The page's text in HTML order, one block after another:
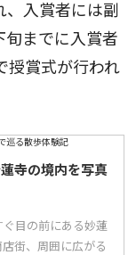
入賞者には副
旬までに入賞者
授賞式が行われ
寺の境内を写真
ぐ目の前にある妙蓮
街、周囲に広がる